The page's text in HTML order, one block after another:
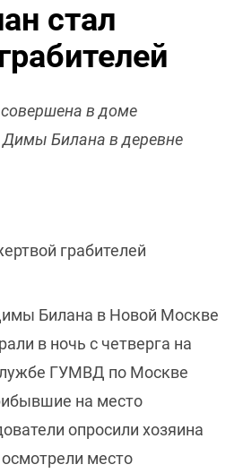
стал
в доме
Димы Билана в деревне
грабителей
Билана в Новой Москве
в ночь с четверга на
ГУМВД по Москве
на место
опросили хозяина
место